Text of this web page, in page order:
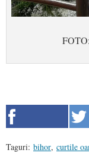
Taguri: bihor, curtile